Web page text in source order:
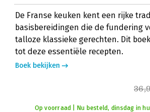
De Franse keuken kent een rijke
basisbereidingen die de fundering
talloze klassieke gerechten. Dit
tot deze essentiële recepten.
Boek bekijken
Op voorraad | Nu besteld, dinsdag in